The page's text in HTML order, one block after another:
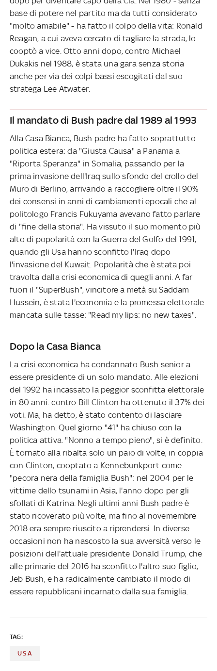
base di potere nel partito ma da tutti considerato
"molto amabile" - ha fatto il colpo della vita: Ronald
Reagan, a cui aveva cercato di tagliare la strada, lo
cooptò a vice. Otto anni dopo, contro Michael
Dukakis nel 1988, è stata una gara senza storia
anche per via dei colpi bassi escogitati dal suo
stratega Lee Atwater.
Il mandato di Bush padre dal 1989 al 1993
Alla Casa Bianca, Bush padre ha fatto soprattutto
politica estera: da "Giusta Causa" a Panama a
"Riporta Speranza" in Somalia, passando per la
prima invasione dell'Iraq sullo sfondo del crollo del
Muro di Berlino, arrivando a raccogliere oltre il 90%
dei consensi in anni di cambiamenti epocali che al
politologo Francis Fukuyama avevano fatto parlare
di "fine della storia". Ha vissuto il suo momento più
alto di popolarità con la Guerra del Golfo del 1991,
quando gli Usa hanno sconfitto l'Iraq dopo
l'invasione del Kuwait. Popolarità che è stata poi
travolta dalla crisi economica di quegli anni. A far
fuori il "SuperBush", vincitore a metà su Saddam
Hussein, è stata l'economia e la promessa elettorale
mancata sulle tasse: "Read my lips: no new taxes".
Dopo la Casa Bianca
La crisi economica ha condannato Bush senior a
essere presidente di un solo mandato. Alle elezioni
del 1992 ha incassato la peggior sconfitta elettorale
in 80 anni: contro Bill Clinton ha ottenuto il 37% dei
voti. Ma, ha detto, è stato contento di lasciare
Washington. Quel giorno "41" ha chiuso con la
politica attiva. "Nonno a tempo pieno", si è definito.
È tornato alla ribalta solo un paio di volte, in coppia
con Clinton, cooptato a Kennebunkport come
"pecora nera della famiglia Bush": nel 2004 per le
vittime dello tsunami in Asia, l'anno dopo per gli
sfollati di Katrina. Negli ultimi anni Bush padre è
stato ricoverato più volte, ma fino al novemembre
2018 era sempre riuscito a riprendersi. In diverse
occasioni non ha nascosto la sua avversità verso le
posizioni dell'attuale presidente Donald Trump, che
alle primarie del 2016 ha sconfitto l'altro suo figlio,
Jeb Bush, e ha radicalmente cambiato il modo di
essere repubblicani incarnato dalla sua famiglia.
TAG:
USA